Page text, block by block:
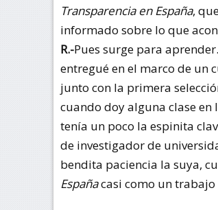
Transparencia en España,
informado sobre lo que
R.-Pues surge para
entregué en el marco de un
junto con la primera
cuando doy alguna clase
tenía un poco la espinita
de investigador de
bendita paciencia la suya,
Españacasi como un trabajo